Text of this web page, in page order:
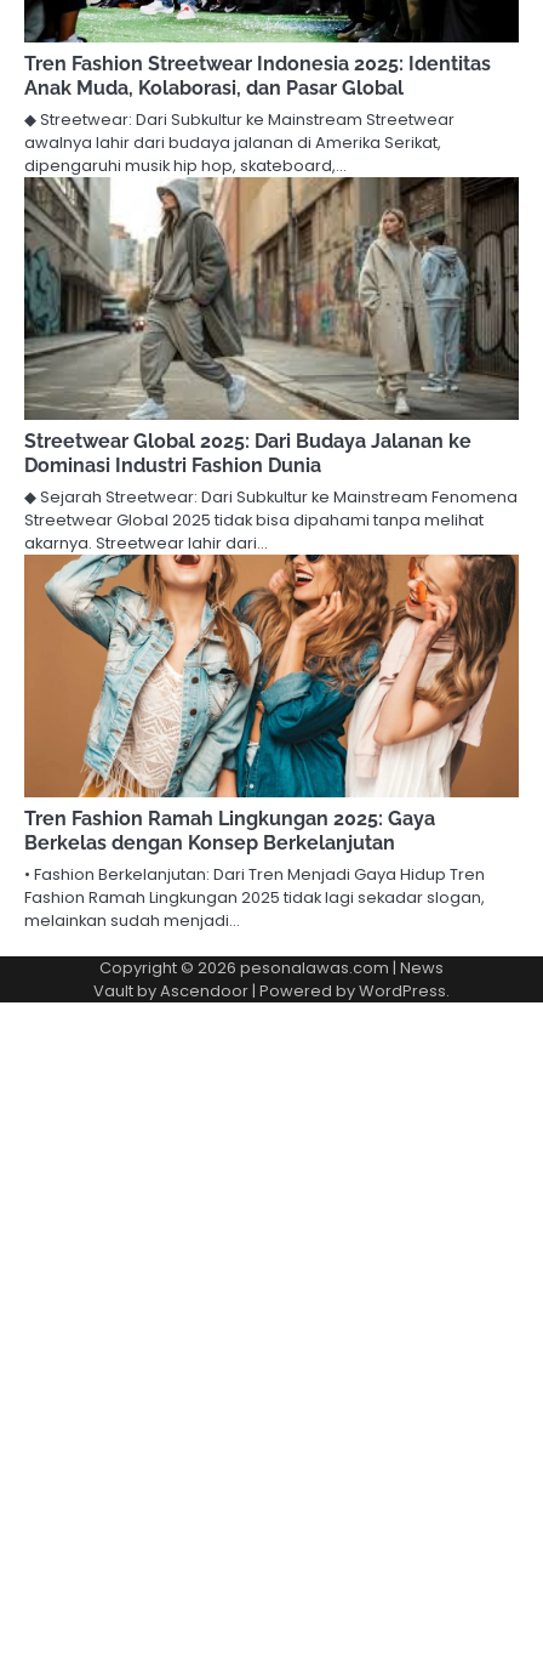
Tren Fashion Streetwear Indonesia 2025: Identitas
Anak Muda, Kolaborasi, dan Pasar Global
◆ Streetwear: Dari Subkultur ke Mainstream Streetwear
awalnya lahir dari budaya jalanan di Amerika Serikat,
dipengaruhi musik hip hop, skateboard,…
Streetwear Global 2025: Dari Budaya Jalanan ke
Dominasi Industri Fashion Dunia
◆ Sejarah Streetwear: Dari Subkultur ke Mainstream Fenomena
Streetwear Global 2025 tidak bisa dipahami tanpa melihat
akarnya. Streetwear lahir dari…
Tren Fashion Ramah Lingkungan 2025: Gaya
Berkelas dengan Konsep Berkelanjutan
• Fashion Berkelanjutan: Dari Tren Menjadi Gaya Hidup Tren
Fashion Ramah Lingkungan 2025 tidak lagi sekadar slogan,
melainkan sudah menjadi…
Copyright © 2026 pesonalawas.com | News
Vault byAscendoor| Powered byWordPress.